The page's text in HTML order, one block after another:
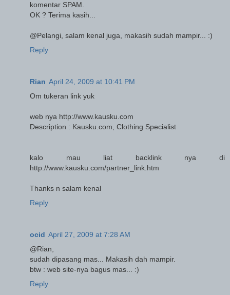
komentar SPAM.
OK ? Terima kasih...
@Pelangi, salam kenal juga, makasih sudah mampir... :)
Reply
Rian April 24, 2009 at 10:41 PM
Om tukeran link yuk
web nya http://www.kausku.com
Description : Kausku.com, Clothing Specialist
kalo mau liat backlink nya di
http://www.kausku.com/partner_link.htm
Thanks n salam kenal
Reply
ocid April 27, 2009 at 7:28 AM
@Rian,
sudah dipasang mas... Makasih dah mampir.
btw : web site-nya bagus mas... :)
Reply